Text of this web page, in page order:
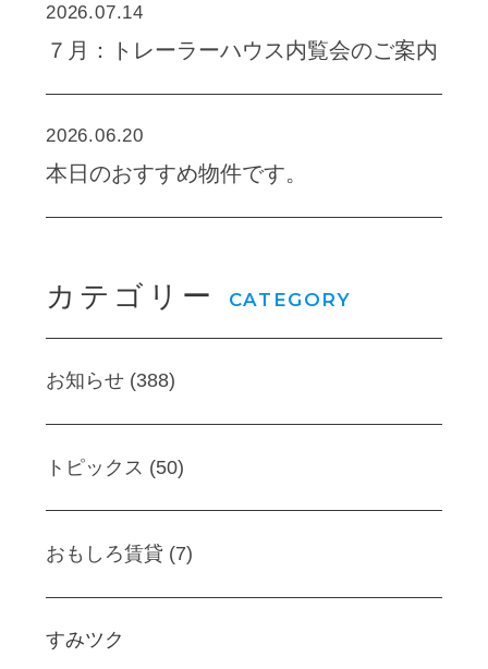
2026.07.14
７月：トレーラーハウス内覧会のご案内
2026.06.20
本日のおすすめ物件です。
カテゴリー CATEGORY
お知らせ (388)
トピックス (50)
おもしろ賃貸 (7)
すみツク